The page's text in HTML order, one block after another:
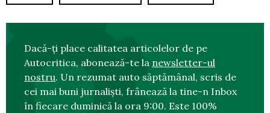
Dacă-ți place calitatea articolelor de pe
Autocritica, abonează-te la newsletter-ul
nostru. Un rezumat auto săptămânal, scris de
cei mai buni jurnaliști, frânează la tine-n Inbox
în fiecare duminică la ora 9:00. Este 100%